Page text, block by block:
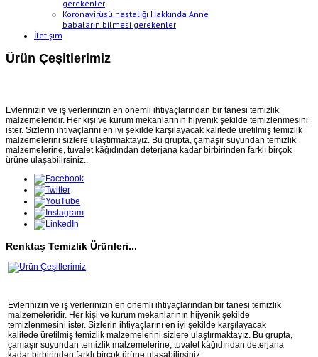
gerekenler
Koronavirüsü hastalığı Hakkında Anne
babaların bilmesi gerekenler
İletişim
Ürün Çeşitlerimiz
Evlerinizin ve iş yerlerinizin en önemli ihtiyaçlarından bir tanesi temizlik
malzemeleridir. Her kişi ve kurum mekanlarının hijyenik şekilde temizlenmesini
ister. Sizlerin ihtiyaçlarını en iyi şekilde karşılayacak kalitede üretilmiş temizlik
malzemelerini sizlere ulaştırmaktayız. Bu grupta, çamaşır suyundan temizlik
malzemelerine, tuvalet kâğıdından deterjana kadar birbirinden farklı birçok
ürüne ulaşabilirsiniz..
Renktaş Temizlik Ürünleri...
Evlerinizin ve iş yerlerinizin en önemli ihtiyaçlarından bir tanesi temizlik
malzemeleridir. Her kişi ve kurum mekanlarının hijyenik şekilde
temizlenmesini ister. Sizlerin ihtiyaçlarını en iyi şekilde karşılayacak
kalitede üretilmiş temizlik malzemelerini sizlere ulaştırmaktayız. Bu grupta,
çamaşır suyundan temizlik malzemelerine, tuvalet kâğıdından deterjana
kadar birbirinden farklı birçok ürüne ulaşabilirsiniz..